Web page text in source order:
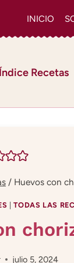
INICIO
Índice Recetas
/ Huevos con
|TODAS LAS
julio 5, 2024